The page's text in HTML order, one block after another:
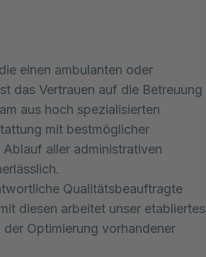
einen ambulanten oder
das Vertrauen auf die Betreuung
aus hoch spezialisierten
mit bestmöglicher
aller administrativen
Qualitätsbeauftragte
diesen arbeitet unser etabliertes
Optimierung vorhandener